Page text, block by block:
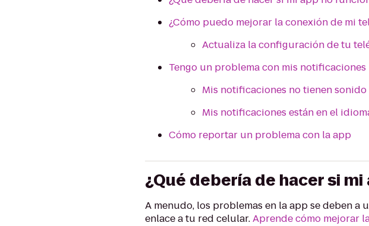
¿Cómo puedo mejorar la conexión de mi
Actualiza la configuración de tu
Tengo un problema con mis notificaciones
Mis notificaciones no tienen sonido
Mis notificaciones están en el
Cómo reportar un problema con la app
¿Qué debería de hacer si
A menudo, los problemas en la app se deben a
enlace a tu red celular.Aprende cómo mejorar